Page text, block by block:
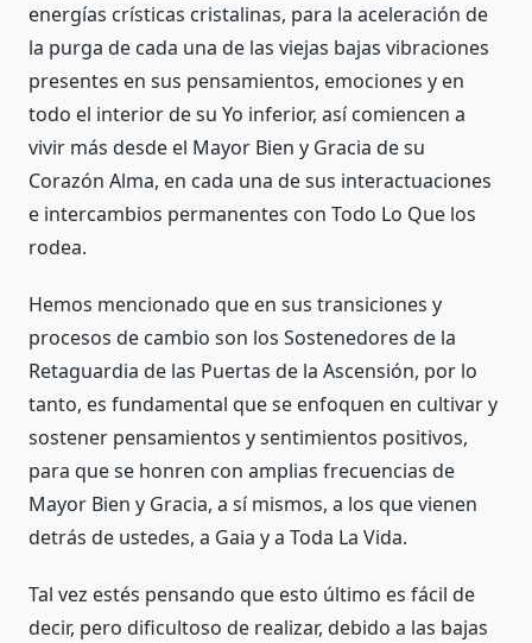
energías crísticas cristalinas, para la aceleración de
la purga de cada una de las viejas bajas vibraciones
presentes en sus pensamientos, emociones y en
todo el interior de su Yo inferior, así comiencen a
vivir más desde el Mayor Bien y Gracia de su
Corazón Alma, en cada una de sus interactuaciones
e intercambios permanentes con Todo Lo Que los
rodea.
Hemos mencionado que en sus transiciones y
procesos de cambio son los Sostenedores de la
Retaguardia de las Puertas de la Ascensión, por lo
tanto, es fundamental que se enfoquen en cultivar y
sostener pensamientos y sentimientos positivos,
para que se honren con amplias frecuencias de
Mayor Bien y Gracia, a sí mismos, a los que vienen
detrás de ustedes, a Gaia y a Toda La Vida.
Tal vez estés pensando que esto último es fácil de
decir, pero dificultoso de realizar, debido a las bajas